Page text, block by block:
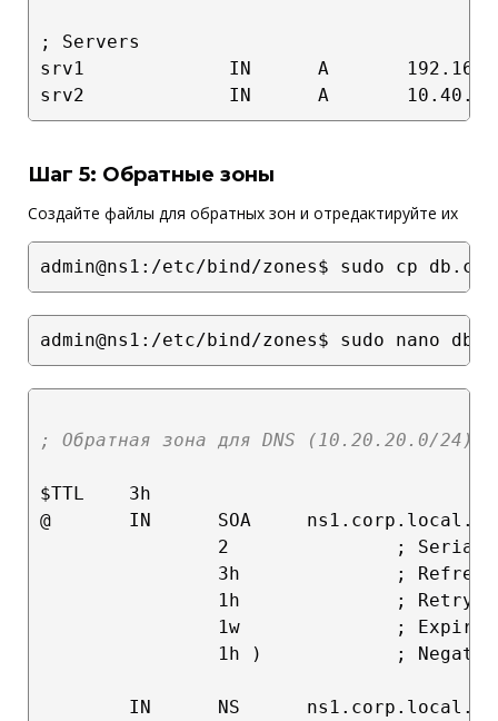
; Servers
srv1             IN      A
Шаг 5: Обратные зоны
Создайте файлы для обратных зон и отредактируйте их
; Обратная зона для DNS (10.20.20.0/24)
$TTL    3h
@       IN      SOA     ns1.corp.local.
                2               ; Serial
                3h              ; Refresh
                1h              ; Retry
                1w              ; Expire
1h )            ;
        IN      NS      ns1.corp.local.